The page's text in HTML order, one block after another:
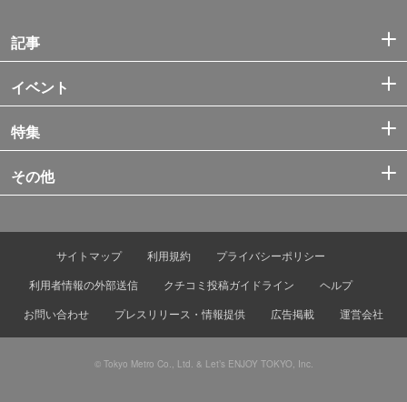
記事
イベント
特集
その他
サイトマップ 利用規約
プライバシーポリシー
利用者情報の外部送信
クチコミ投稿ガイドライン
ヘルプ
お問い合わせ
プレスリリース・情報提供 広告掲載 運営会社
© Tokyo Metro Co., Ltd. & Let’s ENJOY TOKYO, Inc.